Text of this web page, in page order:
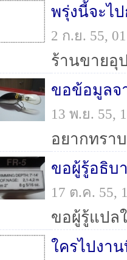
2 ก.ย. 55,
ขอข้อมูลจ
13 พ.ย. 55,
อยากทรา
ขอผู้รู้อธิบ
17 ต.ค. 55,
ใครไปงา